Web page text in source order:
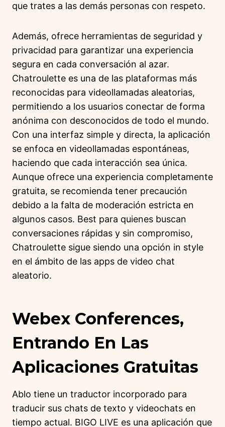
que trates a las demás personas con respeto.
Además, ofrece herramientas de seguridad y
privacidad para garantizar una experiencia
segura en cada conversación al azar.
Chatroulette es una de las plataformas más
reconocidas para videollamadas aleatorias,
permitiendo a los usuarios conectar de forma
anónima con desconocidos de todo el mundo.
Con una interfaz simple y directa, la aplicación
se enfoca en videollamadas espontáneas,
haciendo que cada interacción sea única.
Aunque ofrece una experiencia completamente
gratuita, se recomienda tener precaución
debido a la falta de moderación estricta en
algunos casos. Best para quienes buscan
conversaciones rápidas y sin compromiso,
Chatroulette sigue siendo una opción in style
en el ámbito de las apps de video chat
aleatorio.
Webex Conferences,
Entrando En Las
Aplicaciones Gratuitas
Ablo tiene un traductor incorporado para
traducir sus chats de texto y videochats en
tiempo actual. BIGO LIVE es una aplicación que